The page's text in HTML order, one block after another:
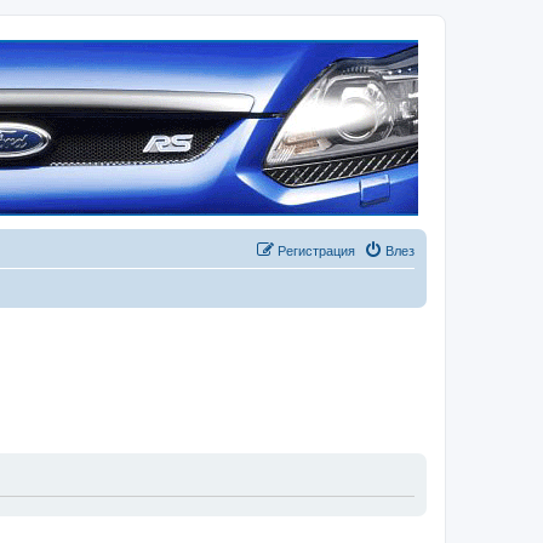
Влез
Регистрация